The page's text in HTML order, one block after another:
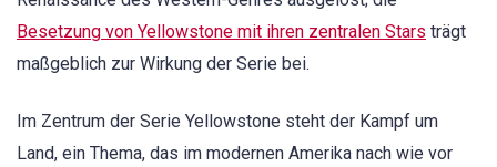
Besetzung von Yellowstone mit ihren zentralen Stars trägt
maßgeblich zur Wirkung der Serie bei.
Im Zentrum der Serie Yellowstone steht der Kampf um
Land, ein Thema, das im modernen Amerika nach wie vor